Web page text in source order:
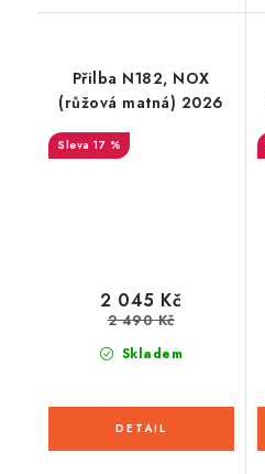
Přilba N182, NOX
(růžová matná) 2026
17 %
Skladem
2 045 Kč
2 490 Kč